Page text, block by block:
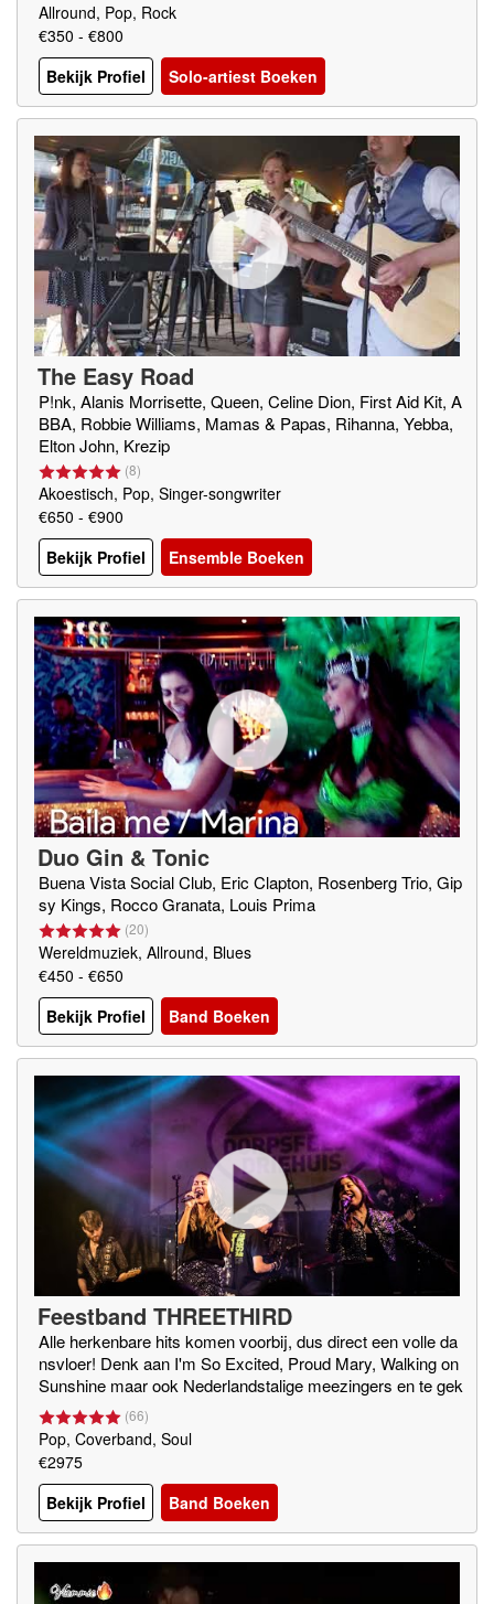
Allround, Pop, Rock
€350 - €800
Bekijk Profiel
Solo-artiest Boeken
The Easy Road
P!nk, Alanis Morrisette, Queen, Celine Dion, First Aid Kit, A
BBA, Robbie Williams, Mamas & Papas, Rihanna, Yebba,
Elton John, Krezip
(8)
Akoestisch, Pop, Singer-songwriter
€650 - €900
Bekijk Profiel
Ensemble Boeken
Duo Gin & Tonic
Buena Vista Social Club, Eric Clapton, Rosenberg Trio, Gip
sy Kings, Rocco Granata, Louis Prima
(20)
Wereldmuziek, Allround, Blues
€450 - €650
Bekijk Profiel
Band Boeken
Feestband THREETHIRD
Alle herkenbare hits komen voorbij, dus direct een volle da
nsvloer! Denk aan I'm So Excited, Proud Mary, Walking on
Sunshine maar ook Nederlandstalige meezingers en te gek
ke medleys (66)
Pop, Coverband, Soul
€2975
Bekijk Profiel
Band Boeken